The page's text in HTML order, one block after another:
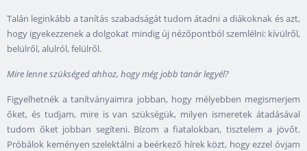
Talán leginkább a tanítás szabadságát tudom átadni a diákoknak és azt,
hogy igyekezzenek a dolgokat mindig új nézőpontból szemlélni: kívülről,
belülről, alulról, felülről.
Mire lenne szükséged ahhoz, hogy még jobb tanár legyél?
Figyelhetnék a tanítványaimra jobban, hogy mélyebben megismerjem
őket, és tudjam, mire is van szükségük, milyen ismeretek átadásával
tudom őket jobban segíteni. Bízom a fiatalokban, tisztelem a jövőt.
Próbálok keményen szelektálni a beérkező hírek közt, hogy ezzel óvjam